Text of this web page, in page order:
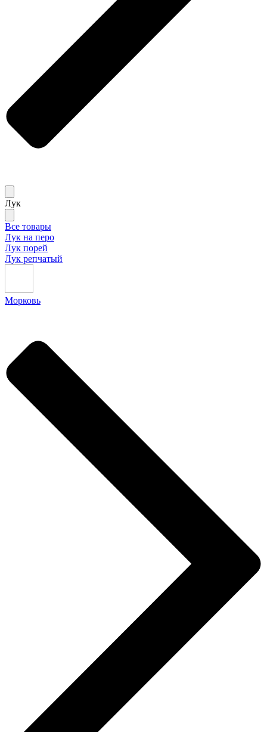
Лук
Все товары
Лук на перо
Лук порей
Лук репчатый
Морковь